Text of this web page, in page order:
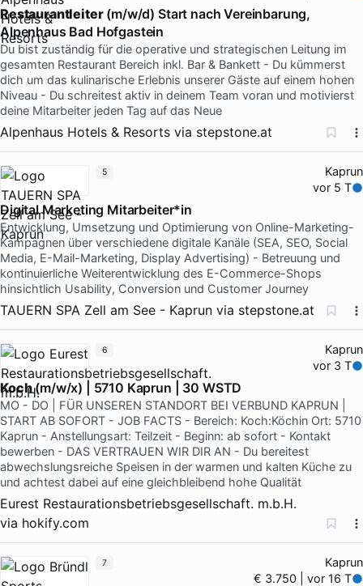
Restaurantleiter(m/w/d) Start nach Vereinbarung,
Alpenhaus Bad Hofgastein
Du bist zuständig für die operative und strategischen Leitung im
gesamten Restaurant Bereich inkl. Bar & Bankett - Du kümmerst
dich um das kulinarische Erlebnis unserer Gäste auf einem hohen
Niveau - Du schreitest aktiv in deinem Team voran und motivierst
deine Mitarbeiter jeden Tag auf das Neue
Alpenhaus Hotels & Resorts via stepstone.at
Kaprun
vor 5 T
Digital Marketing Mitarbeiter*in
Entwicklung, Umsetzung und Optimierung von Online-Marketing-
Kampagnen über verschiedene digitale Kanäle (SEA, SEO, Social
Media, E-Mail-Marketing, Display Advertising) - Betreuung und
kontinuierliche Weiterentwicklung des E-Commerce-Shops
hinsichtlich Usability, Conversion und Customer Journey
TAUERN SPA Zell am See - Kaprun via stepstone.at
5
Kaprun
vor 3 T
Koch(m/w/x) | 5710 Kaprun | 30 WSTD
MO - DO | FÜR UNSEREN STANDORT BEI VERBUND KAPRUN |
START AB SOFORT - JOB FACTS - Bereich: Koch:Köchin Ort: 5710
Kaprun - Anstellungsart: Teilzeit - Beginn: ab sofort - Kontakt
bewerben - DAS VERTRAUEN WIR DIR AN - Du bereitest
abwechslungsreiche Speisen in der warmen und kalten Küche zu
und achtest dabei auf eine gleichbleibend hohe Qualität
Eurest Restaurationsbetriebsgesellschaft. m.b.H.
via hokify.com
6
Kaprun
€ 3.750 | vor 16 T
7